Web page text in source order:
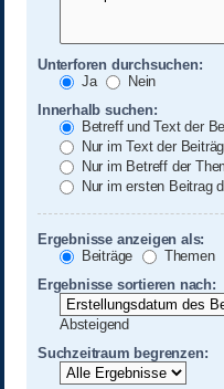
Unterforen durchsuchen:
Ja
Nein
Innerhalb suchen:
Betreff und Text der
Nur im Text der
Nur im Betreff der
Nur im ersten Beitrag
Ergebnisse anzeigen als:
Beiträge
Themen
Ergebnisse sortieren nach:
Absteigend
Suchzeitraum begrenzen: